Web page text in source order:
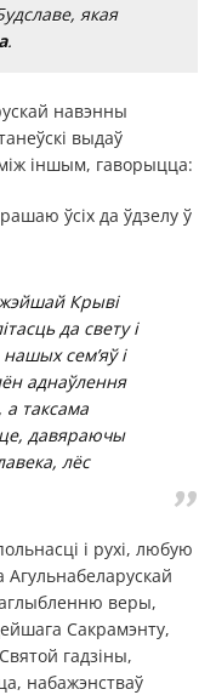
якая
.
навэнны
выдаў
іншым, гаворыцца:
ўсіх да ўдзелу ў
Крыві
да свету і
сем’яў і
аднаўлення
а таксама
давяраючы
лёс
і рухі, любую
Агульнабеларускай
веры,
Сакрамэнту,
гадзіны,
набажэнстваў